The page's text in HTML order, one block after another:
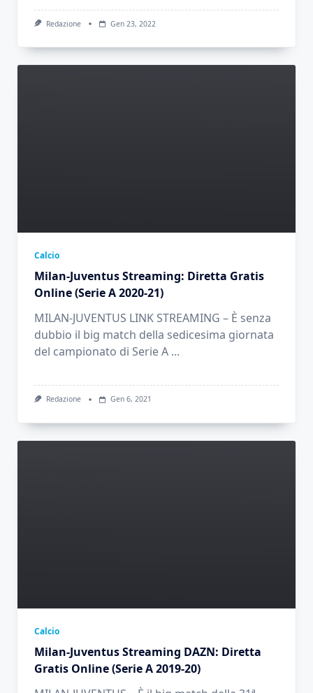
Redazione Gen 23, 2022
Calcio
Milan-Juventus Streaming: Diretta Gratis
Online (Serie A 2020-21)
MILAN-JUVENTUS LINK STREAMING – È senza
dubbio il big match della sedicesima giornata
del campionato di Serie A ...
Redazione Gen 6, 2021
Calcio
Milan-Juventus Streaming DAZN: Diretta
Gratis Online (Serie A 2019-20)